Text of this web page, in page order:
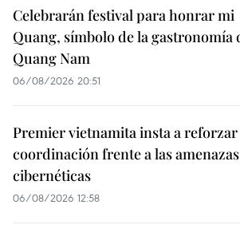
Celebrarán festival para honrar mi
Quang, símbolo de la gastronomía
Quang Nam
06/08/2026 20:51
Premier vietnamita insta a reforzar
coordinación frente a las amenazas
cibernéticas
06/08/2026 12:58